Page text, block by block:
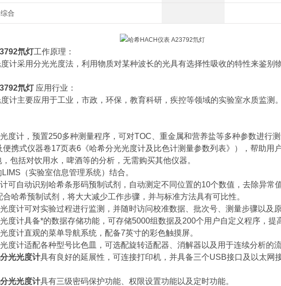
综合
氘灯工作原理：
计采用分光光度法，利用物质对某种波长的光具有选择性吸收的特性来鉴别
氘灯应用行业：
计主要应用于工业，市政，环保，教育科研，疾控等领域的实验室水质监测。
度计，预置250多种测量程序，可对TOC、重金属和营养盐等多种参数进行
便携式仪器卷17页表6《哈希分光光度计及比色计测量参数列表》），帮助用户
包括对饮用水，啤酒等的分析，无需购买其他仪器。
（实验室信息管理系统）结合。
可自动识别哈希条形码预制试剂，自动测定不同位置的10个数值，去除异常
哈希预制试剂，将大大减少工作步骤，并与标准方法具有可比性。
度计可对实验过程进行监测，并随时访问校准数据、批次号、测量步骤以及原
度计具备*的数据存储功能，可存储5000组数据及200个用户自定义程序，提
度计直观的菜单导航系统，配备7英寸的彩色触摸屏。
度计适配各种型号比色皿，可选配旋转适配器、消解器以及用于连续分析的流
光光度计具有良好的延展性，可连接打印机，并具备三个USB接口及以太网
光光度计具有三级密码保护功能、权限设置功能以及定时功能。